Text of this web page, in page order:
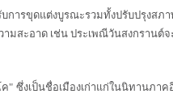
ขุดแต่งบูรณะรวมทั้งปรับปรุงสภาพ
ามสะอาด เช่น ประเพณีวันสงกราน
งเป็นชื่อเมืองเก่าแก่ในนิทานภาค